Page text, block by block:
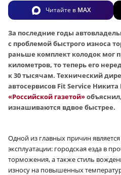
Читайте в MAX
За последние годы
с проблемой быстрого износа
раньше комплект колодок мог
километров, то теперь его
к 30 тысячам. Технический
автосервисов Fit Service Никита
«Российской газетой»
изнашиваются вдвое быстрее.
Одной из главных причин
эксплуатации: городская езда в
торможения, а также стиль
износу на повышенных